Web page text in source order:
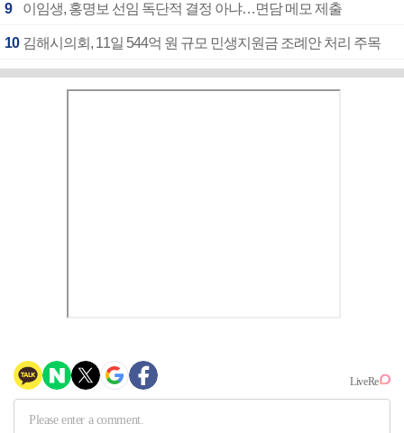
9 이임생, 홍명보 선임 독단적 결정 아냐…면담 메모 제출
10 김해시의회, 11일 544억 원 규모 민생지원금 조례안 처리 주목